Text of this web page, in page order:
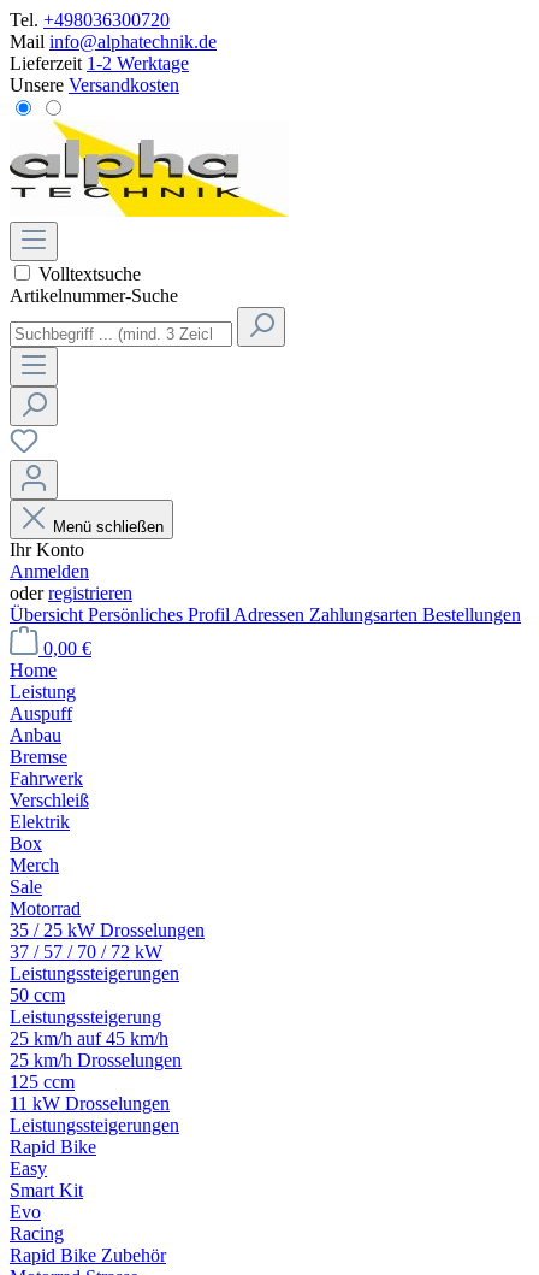
Tel. +498036300720
Mail info@alphatechnik.de
Lieferzeit 1-2 Werktage
Unsere Versandkosten
Volltextsuche
Artikelnummer-Suche
Menü schließen
Ihr Konto
Anmelden
oderregistrieren
Übersicht Persönliches Profil Adressen Zahlungsarten Bestellungen
0,00 €
Home
Leistung
Auspuff
Anbau
Bremse
Fahrwerk
Verschleiß
Elektrik
Box
Merch
Sale
Motorrad
35 / 25 kW Drosselungen
37 / 57 / 70 / 72 kW
Leistungssteigerungen
50 ccm
Leistungssteigerung
25 km/h auf 45 km/h
25 km/h Drosselungen
125 ccm
11 kW Drosselungen
Leistungssteigerungen
Rapid Bike
Easy
Smart Kit
Evo
Racing
Rapid Bike Zubehör